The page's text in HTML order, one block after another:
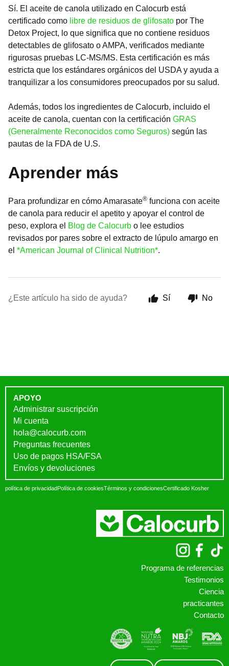
Sí. El aceite de canola utilizado en Calocurb está
certificado como libre de residuos de glifosato por The
Detox Project, lo que significa que no contiene residuos
detectables de glifosato o AMPA, verificados mediante
rigurosas pruebas LC-MS/MS. Esta certificación es más
estricta que los estándares orgánicos del USDA y ayuda a
tranquilizar a los consumidores preocupados por su salud.
Además, todos los ingredientes de Calocurb, incluido el
aceite de canola, cuentan con la certificación GRAS
(Generalmente Reconocidos como Seguros) según las
pautas de la FDA de U.S.
Aprender más
Para profundizar en cómo Amarasate® funciona con aceite
de canola para reducir el apetito y apoyar el control de
peso, explora el Blog de Calocurb o lee estudios
revisados por pares sobre el extracto de lúpulo amargo en
el *American Journal of Clinical Nutrition*.
¿Este artículo ha sido de ayuda? Sí No
APOYO
Administrar suscripción
Mi cuenta
hola@calocurb.com
Preguntas frecuentes
Uso de pagos HSA/FSA
Envíos y devoluciones
política de privacidadPolítica de cookiesTérminos y condicionesCertificado Kosher
Programa de referencias
Testimonios
Ciencia
practicantes
Contacto